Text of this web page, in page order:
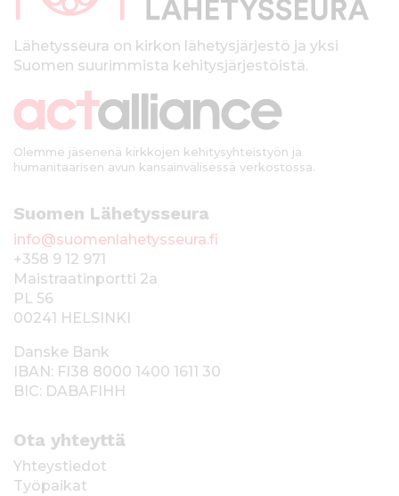
kLähetysseura on kirkon lähetysjärjestö ja yksi
Suomen suurimmista kehitysjärjestöistä.
Olemme jäsenenä kirkkojen kehitysyhteistyön ja
humanitaarisen avun kansainvälisessä verkostossa.
Suomen Lähetysseura
info@suomenlahetysseura.fi
+358 9 12 971
Maistraatinportti 2a
PL 56
00241 HELSINKI
Danske Bank
IBAN: FI38 8000 1400 1611 30
BIC: DABAFIHH
Ota yhteyttä
Yhteystiedot
Työpaikat